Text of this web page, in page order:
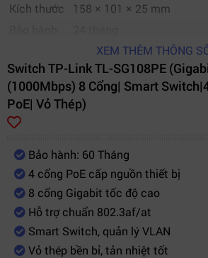
Kích thước
158 × 101 × 25 mm
XEM THÊM THÔNG
Switch TP-Link TL-SG108PE
(1000Mbps) 8 Cổng| Smart
PoE| Vỏ Thép)
Bảo hành: 60 Tháng
4 cổng PoE cấp nguồn thiết bị
8 cổng Gigabit tốc độ cao
Hỗ trợ chuẩn 802.3af/at
Smart Switch, quản lý VLAN
Vỏ thép bền bỉ, tản nhiệt tốt